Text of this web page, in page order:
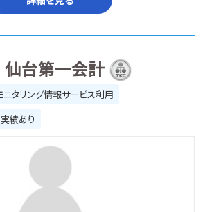
台第一会計
ニタリング情報サービス利用
績あり